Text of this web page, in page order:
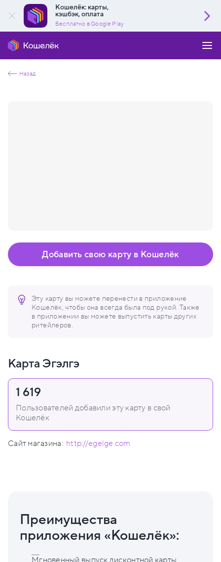
Кошелёк: карты,
кэшбэк, оплата
Бесплатно в Google Play
Назад
Эту карту вы можете перенести в приложение
Кошелёк, чтобы она всегда была под рукой. Также
в приложении вы можете выпустить карты других
ритейлеров.
Добавить свою карту в Кошелёк
Карта Эгэлгэ
1 619
Пользователей добавили эту карту в свой
Кошелёк
Сайт магазина: http://egelge.com
Преимущества
приложения «Кошелёк»: